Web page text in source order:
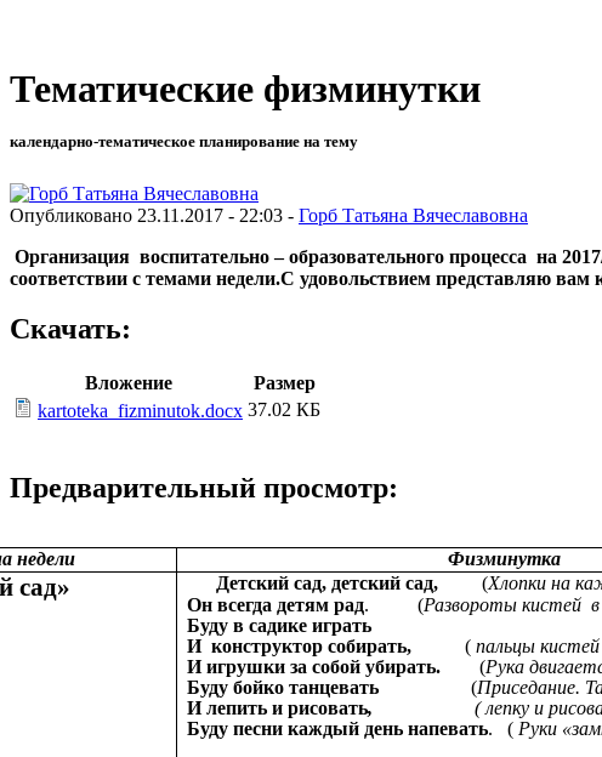
Тематические физминутки
календарно-тематическое планирование на тему
Опубликовано 23.11.2017 - 22:03 - Горб Татьяна Вячеславовна
Организация воспитательно – образовательного процесса на
соответствии с темами недели.С удовольствием представляю
Скачать:
Вложение
Размер
kartoteka_fizminutok.docx 37.02 КБ
Предварительный просмотр:
недели Физминутка
сад» Детский сад, детский сад,(Хлопки на
Он всегда детям рад. (Развороты кистей
Буду в садике играть
И конструктор собирать,( пальцы
И игрушки за собой убирать.(Рука
Буду бойко танцевать(Приседание.
И лепить и рисовать, ( лепку и
Буду песни каждый день напевать. ( Руки